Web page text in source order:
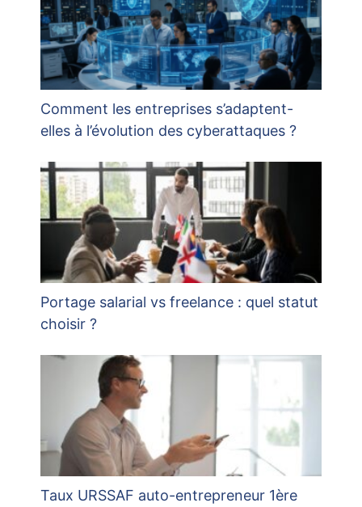
Comment les entreprises s’adaptent-
elles à l’évolution des cyberattaques ?
Portage salarial vs freelance : quel statut
choisir ?
Taux URSSAF auto-entrepreneur 1ère